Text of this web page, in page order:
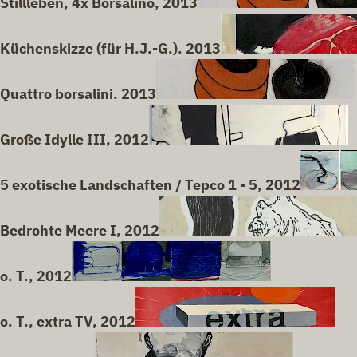
Küchenskizze (für H.J.-G.). 2013
Quattro borsalini. 2013
Große Idylle III, 2012
5 exotische Landschaften / Tepco 1 - 5, 2012
Bedrohte Meere I, 2012
o. T., 2012
o. T., extra TV, 2012